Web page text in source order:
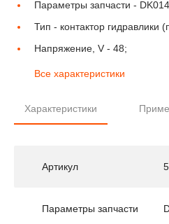
Параметры запчасти -
Тип - контактор гидравлики
Напряжение, V - 48;
Все характеристики
Характеристики
Артикул
Параметры запчасти